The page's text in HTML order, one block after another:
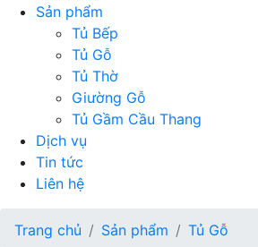
Sản phẩm
Tủ Bếp
Tủ Gỗ
Tủ Thờ
Giường Gỗ
Tủ Gầm Cầu Thang
Dịch vụ
Tin tức
Liên hệ
Trang chủ Sản phẩm Tủ Gỗ